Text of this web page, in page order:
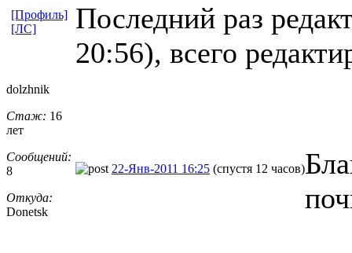
Последний раз
20:56), всего
[Профиль]
[ЛС]
dolzhnik
Стаж: 16
лет
Сообщений:
8
Откуда:
Donetsk
22-Янв-2011 16:25 (спустя 12 часов)